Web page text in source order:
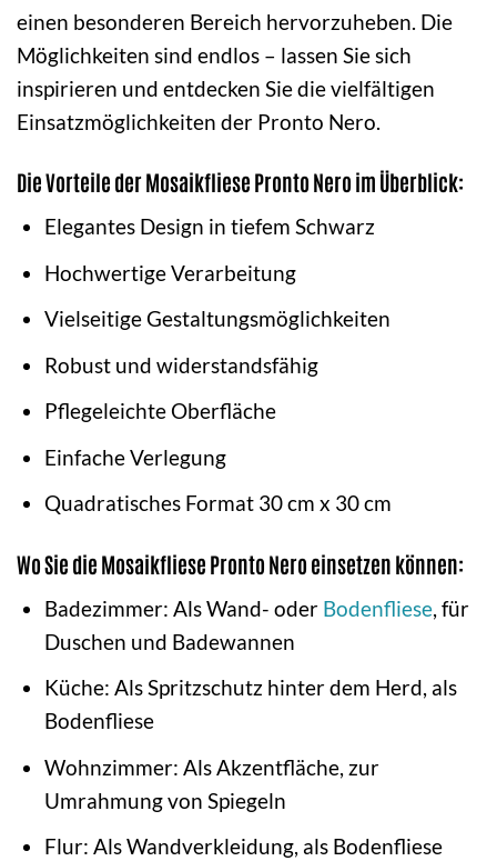
einen besonderen Bereich hervorzuheben. Die
Möglichkeiten sind endlos – lassen Sie sich
inspirieren und entdecken Sie die vielfältigen
Einsatzmöglichkeiten der Pronto Nero.
Die Vorteile der Mosaikfliese Pronto Nero im Überblick:
Elegantes Design in tiefem Schwarz
Hochwertige Verarbeitung
Vielseitige Gestaltungsmöglichkeiten
Robust und widerstandsfähig
Pflegeleichte Oberfläche
Einfache Verlegung
Quadratisches Format 30 cm x 30 cm
Wo Sie die Mosaikfliese Pronto Nero einsetzen können:
Badezimmer: Als Wand- oder Bodenfliese, für
Duschen und Badewannen
Küche: Als Spritzschutz hinter dem Herd, als
Bodenfliese
Wohnzimmer: Als Akzentfläche, zur
Umrahmung von Spiegeln
Flur: Als Wandverkleidung, als Bodenfliese